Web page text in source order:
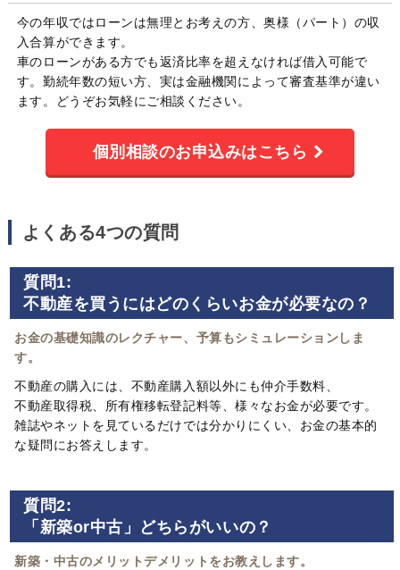
今の年収ではローンは無理とお考えの方、奥様（パート）の収
入合算ができます。
車のローンがある方でも返済比率を超えなければ借入可能で
す。勤続年数の短い方、実は金融機関によって審査基準が違い
ます。どうぞお気軽にご相談ください。
個別相談のお申込みはこちら
よくある4つの質問
質問1:
不動産を買うにはどのくらいお金が必要なの？
お金の基礎知識のレクチャー、予算もシミュレーションしま
す。
不動産の購入には、不動産購入額以外にも仲介手数料、
不動産取得税、所有権移転登記料等、様々なお金が必要です。
雑誌やネットを見ているだけでは分かりにくい、お金の基本的
な疑問にお答えします。
質問2:
「新築or中古」どちらがいいの？
新築・中古のメリットデメリットをお教えします。